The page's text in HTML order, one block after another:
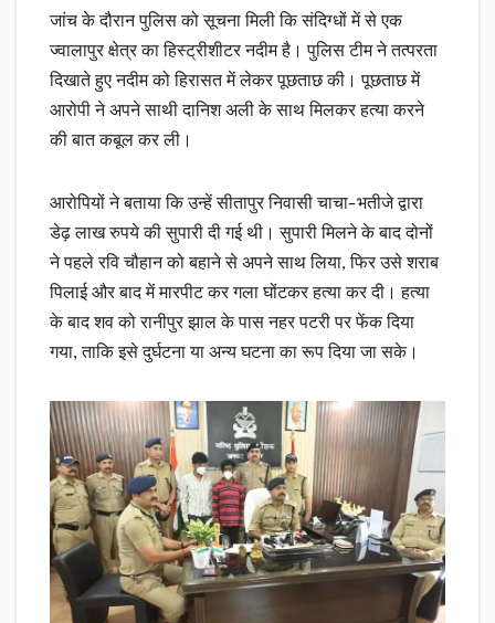
जांच के दौरान पुलिस को सूचना मिली कि संदिग्धों में से एक
ज्वालापुर क्षेत्र का हिस्ट्रीशीटर नदीम है। पुलिस टीम ने तत्परता
दिखाते हुए नदीम को हिरासत में लेकर पूछताछ की। पूछताछ में
आरोपी ने अपने साथी दानिश अली के साथ मिलकर हत्या करने
की बात कबूल कर ली।
आरोपियों ने बताया कि उन्हें सीतापुर निवासी चाचा-भतीजे द्वारा
डेढ़ लाख रुपये की सुपारी दी गई थी। सुपारी मिलने के बाद दोनों
ने पहले रवि चौहान को बहाने से अपने साथ लिया, फिर उसे शराब
पिलाई और बाद में मारपीट कर गला घोंटकर हत्या कर दी। हत्या
के बाद शव को रानीपुर झाल के पास नहर पटरी पर फेंक दिया
गया, ताकि इसे दुर्घटना या अन्य घटना का रूप दिया जा सके।